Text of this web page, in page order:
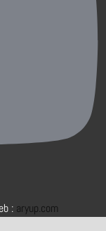
: aryup.com